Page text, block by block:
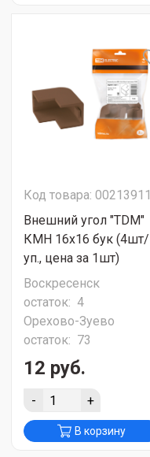
Код товара: 00213911
Внешний угол "TDM"
КМН 16х16 бук (4шт/
уп., цена за 1шт)
Воскресенск
остаток: 4
Орехово-Зуево
остаток: 73
12 руб.
- +
В корзину